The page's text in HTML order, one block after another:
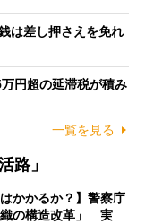
は差し押さえを免れ
円超の延滞税が積み
一覧を見る
路」
かかるか？】警察庁
織の構造改革」 実